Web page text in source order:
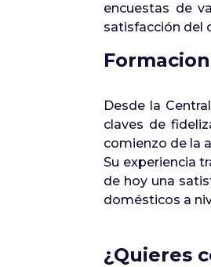
encuestas de
satisfacción del
Desde la
claves de
comienzo de la
Su experiencia
de hoy una
domésticos a
¿Quieres